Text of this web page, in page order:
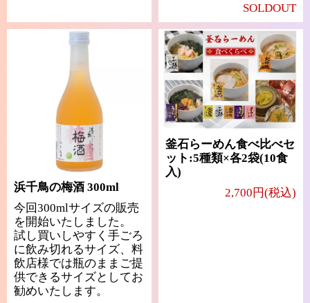
SOLDOUT
浜千鳥の梅酒 300ml
今回300mlサイズの販売
を開始いたしました。
試し買いしやすく手ごろ
に飲み切れるサイズ、料
飲店様では瓶のままご提
供できるサイズとしてお
勧めいたします。
釜石らーめん食べ比べセ
ット:5種類×各2袋(10食
入)
2,700円(税込)